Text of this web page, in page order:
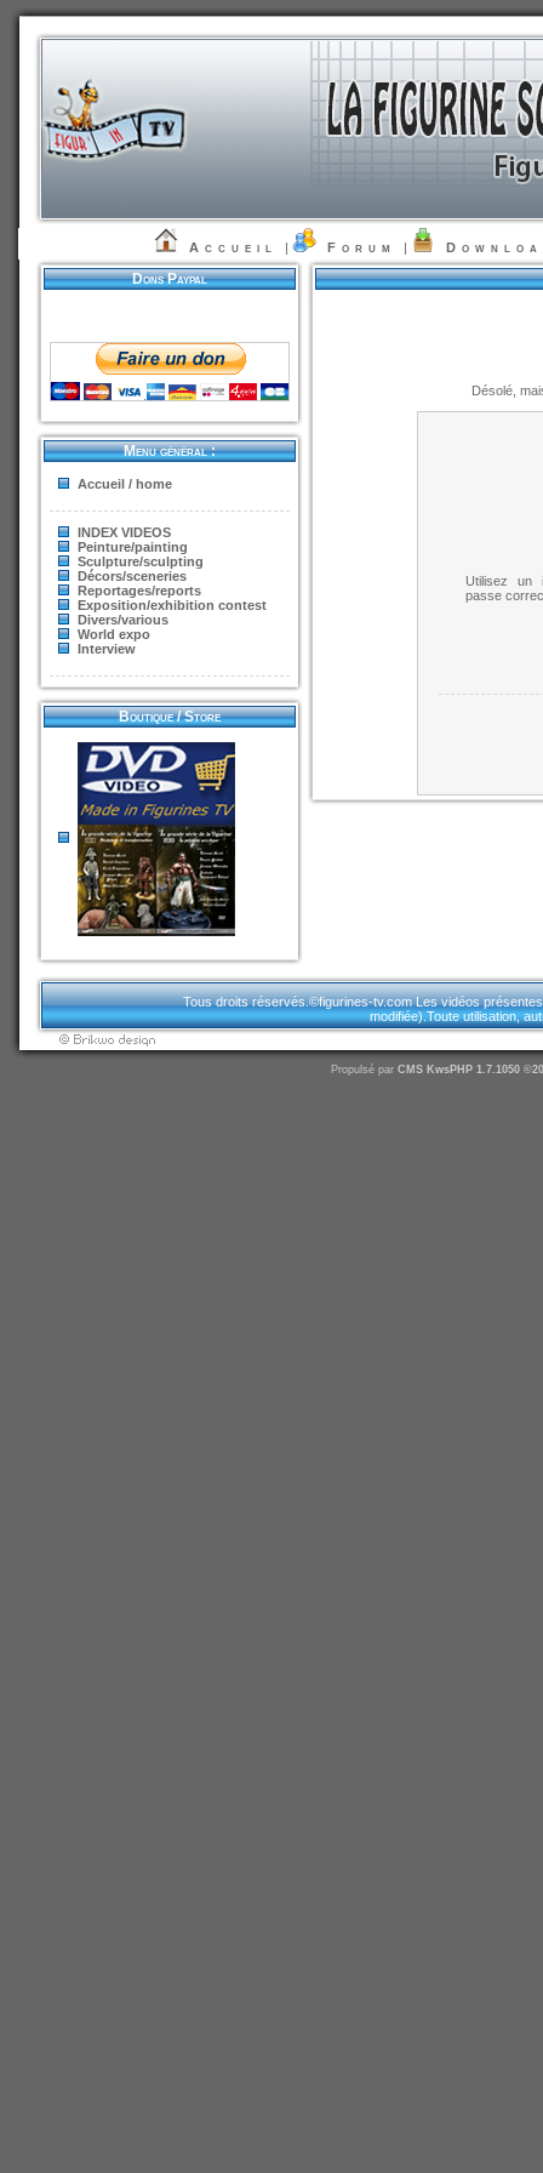
Accueil | Forum |
Dons Paypal
Menu général :
Accueil / home
INDEX VIDEOS
Peinture/painting
Sculpture/sculpting
Décors/sceneries
Reportages/reports
Exposition/exhibition contest
Divers/various
World expo
Interview
Boutique / Store
Désolé,
Utilisez un
passe
Tous droits réservés.©figurines-tv.com Les vidéos
modifiée).Toute utilisation,
Propulsé par CMS KwsPHP 1.7.1050